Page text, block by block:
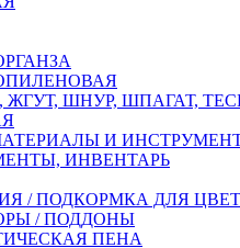
ЖГУТ, ШНУР, ШПАГАТ,
И
ИНВЕНТАРЬ
/ ПОДКОРМКА ДЛЯ
/ ПОДДОНЫ
ПЕНА